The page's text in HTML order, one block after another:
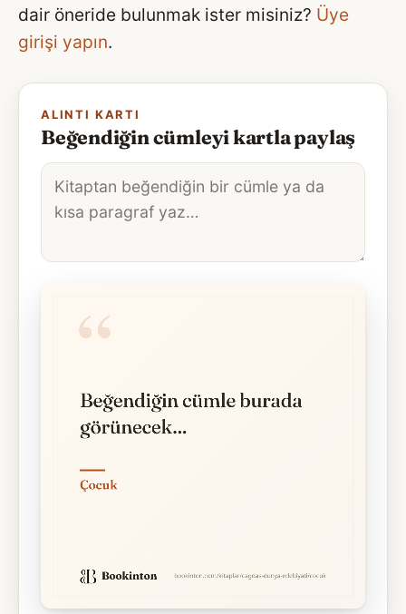
dair öneride bulunmak ister misiniz? Üye
girişi yapın.
ALINTI KARTI
Beğendiğin cümleyi kartla paylaş
Alıntı
metni